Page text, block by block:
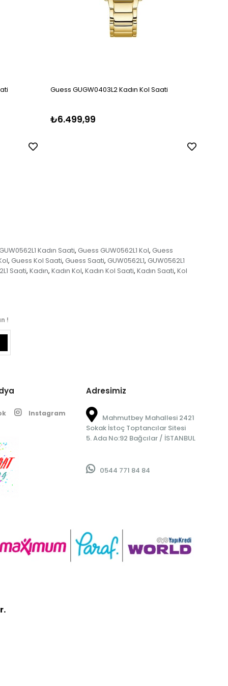
Guess GUGW0403L2 Kadın Kol Saati
₺6.499,99
Kadın Saati, Guess GUW0562L1 Kol, Guess
, Guess Kol Saati, Guess Saati, GUW0562L1, GUW0562L1
Saati, Kadın, Kadın Kol, Kadın Kol Saati, Kadın Saati, Kol
!
Instagram
Adresimiz
Mahmutbey Mahallesi 2421
Sokak İstoç Toptancılar Sitesi
5. Ada No:92 Bağcılar / İSTANBUL
0544 771 84 84